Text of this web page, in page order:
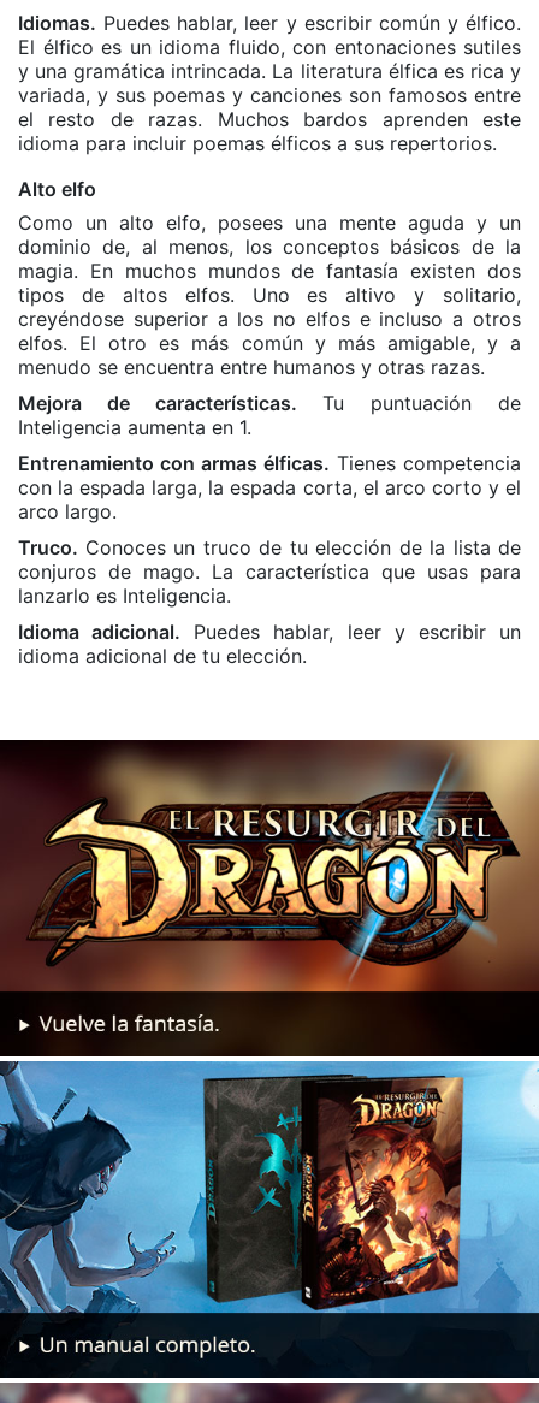
Idiomas. Puedes hablar, leer y escribir común y élfico.
El élfico es un idioma fluido, con entonaciones sutiles
y una gramática intrincada. La literatura élfica es rica y
variada, y sus poemas y canciones son famosos entre
el resto de razas. Muchos bardos aprenden este
idioma para incluir poemas élficos a sus repertorios.
Alto elfo
Como un alto elfo, posees una mente aguda y un
dominio de, al menos, los conceptos básicos de la
magia. En muchos mundos de fantasía existen dos
tipos de altos elfos. Uno es altivo y solitario,
creyéndose superior a los no elfos e incluso a otros
elfos. El otro es más común y más amigable, y a
menudo se encuentra entre humanos y otras razas.
Mejora de características. Tu puntuación de
Inteligencia aumenta en 1.
Entrenamiento con armas élficas. Tienes competencia
con la espada larga, la espada corta, el arco corto y el
arco largo.
Truco. Conoces un truco de tu elección de la lista de
conjuros de mago. La característica que usas para
lanzarlo es Inteligencia.
Idioma adicional. Puedes hablar, leer y escribir un
idioma adicional de tu elección.